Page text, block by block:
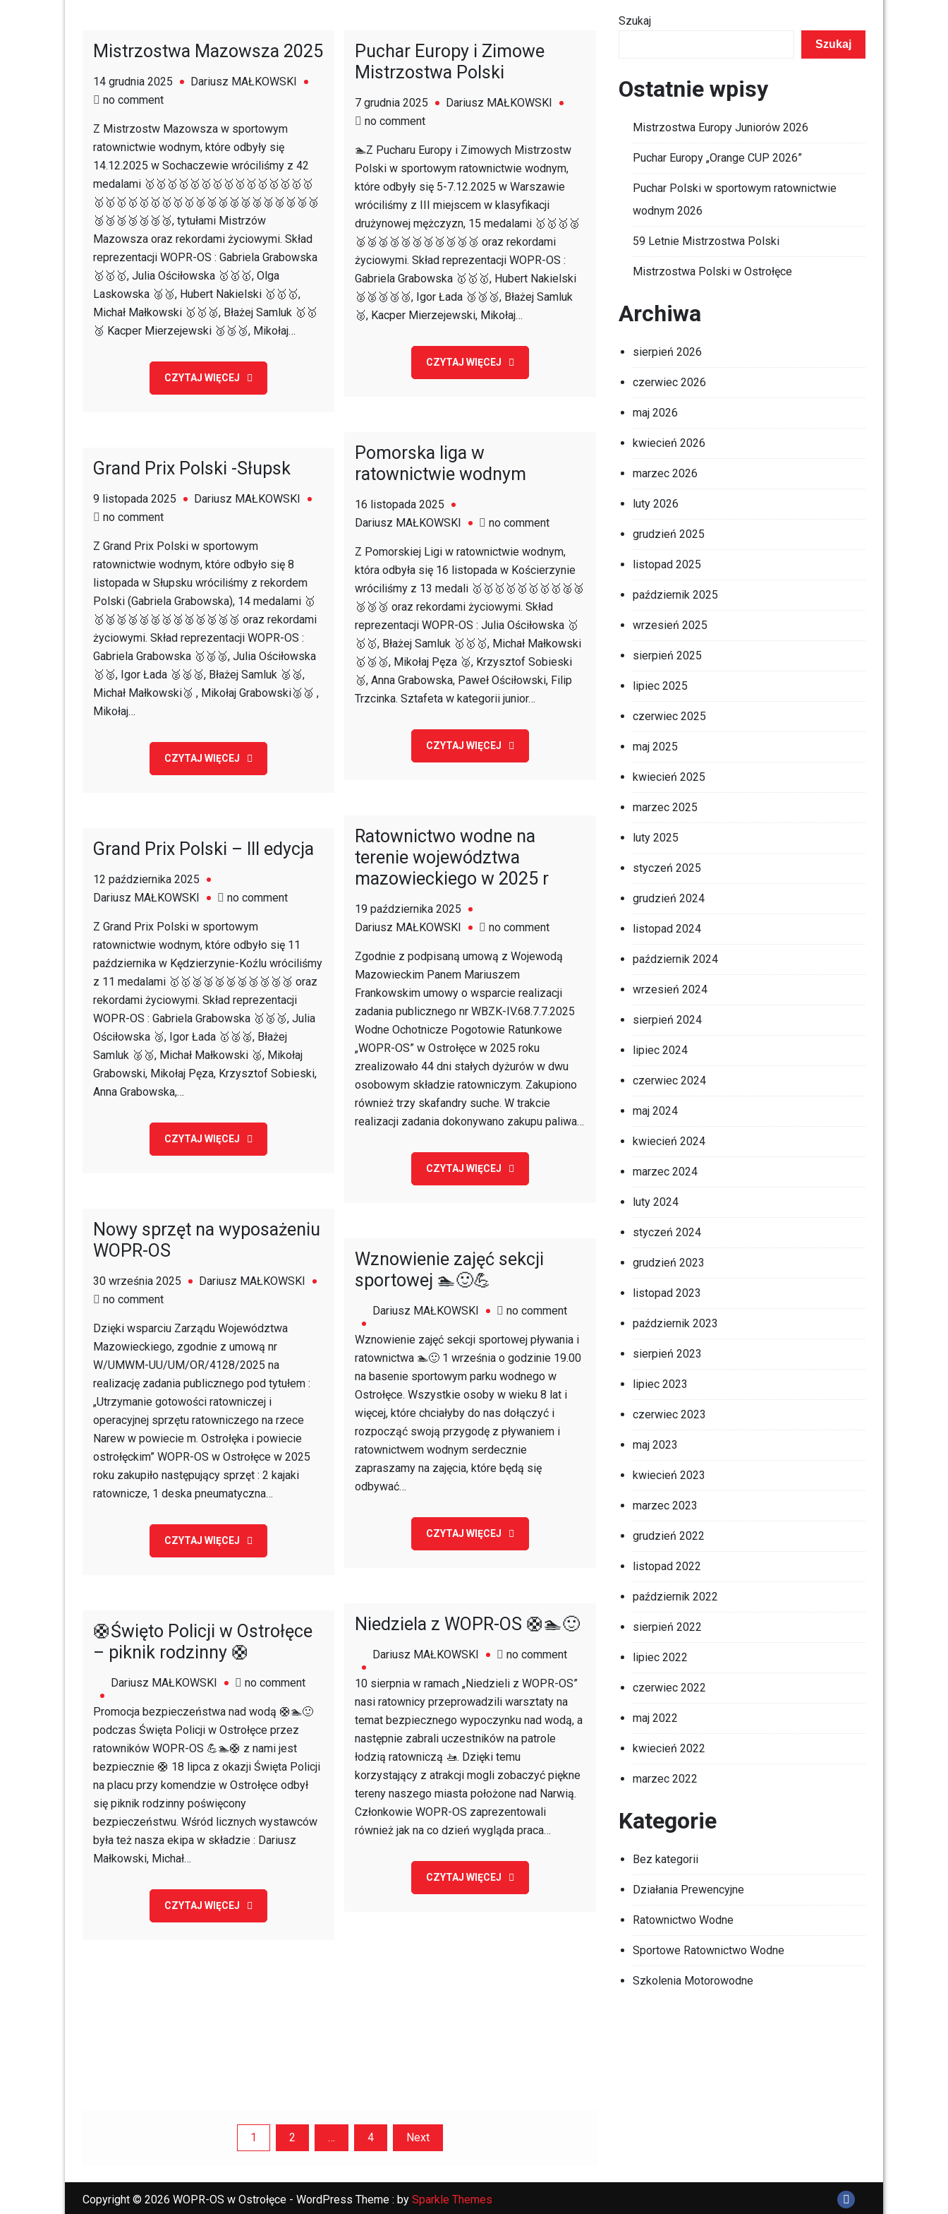
Mistrzostwa Mazowsza 2025
14 grudnia 2025
Dariusz MAŁKOWSKI
no commenton
Mazowsza
2025
Z Mistrzostw Mazowsza w sportowym
ratownictwie wodnym, które odbyły się
14.12.2025 w Sochaczewie wróciliśmy z 42
medalami 🥇🥇🥇🥇🥇🥇🥇🥇🥇🥇🥇🥇🥇🥇🥇
🥇🥇🥇🥇🥇🥇🥇🥇🥇🥈🥈🥈🥈🥈🥈🥈🥈🥈🥈🥉
🥉🥉🥉🥉🥉🥉🥉, tytułami Mistrzów
Mazowsza oraz rekordami życiowymi. Skład
reprezentacji WOPR-OS : Gabriela Grabowska
🥇🥇🥇, Julia Ościłowska 🥇🥇🥇, Olga
Laskowska 🥈🥉, Hubert Nakielski 🥇🥇🥇,
Michał Małkowski 🥇🥇🥈, Błażej Samluk 🥇🥇
🥉 Kacper Mierzejewski 🥉🥉🥉, Mikołaj…
CZYTAJ WIĘCEJ
Puchar Europy i Zimowe
Mistrzostwa Polski
7 grudnia 2025
Dariusz MAŁKOWSKI
no commenton
Europy
i
Zimowe
Mistrzostwa
Polski
🏊Z Pucharu Europy i Zimowych Mistrzostw
Polski w sportowym ratownictwie wodnym,
które odbyły się 5-7.12.2025 w Warszawie
wróciliśmy z III miejscem w klasyfikacji
drużynowej mężczyzn, 15 medalami 🥇🥇🥇🥈
🥈🥈🥈🥉🥉🥉🥉🥉🥉🥉🥉 oraz rekordami
życiowymi. Skład reprezentacji WOPR-OS :
Gabriela Grabowska 🥇🥇🥇, Hubert Nakielski
🥈🥈🥉🥉🥉, Igor Łada 🥉🥉🥉, Błażej Samluk
🥈, Kacper Mierzejewski, Mikołaj…
CZYTAJ WIĘCEJ
Pomorska liga w
ratownictwie wodnym
16 listopada 2025
Dariusz MAŁKOWSKI
no commenton
liga
w
ratownictwie
wodnym
Z Pomorskiej Ligi w ratownictwie wodnym,
która odbyła się 16 listopada w Kościerzynie
wróciliśmy z 13 medali 🥇🥇🥇🥇🥇🥇🥇🥇🥈🥈
🥉🥉🥉 oraz rekordami życiowymi. Skład
reprezentacji WOPR-OS : Julia Ościłowska 🥇
🥇🥇, Błażej Samluk 🥇🥇🥇, Michał Małkowski
🥇🥉🥉, Mikołaj Pęza 🥈, Krzysztof Sobieski
🥉, Anna Grabowska, Paweł Ościłowski, Filip
Trzcinka. Sztafeta w kategorii junior…
CZYTAJ WIĘCEJ
Grand Prix Polski -Słupsk
9 listopada 2025
Dariusz MAŁKOWSKI
no commenton
Prix
Polski
-
Słupsk
Z Grand Prix Polski w sportowym
ratownictwie wodnym, które odbyło się 8
listopada w Słupsku wróciliśmy z rekordem
Polski (Gabriela Grabowska), 14 medalami 🥇
🥇🥈🥈🥈🥈🥈🥈🥈🥈🥈🥈🥈🥉 oraz rekordami
życiowymi. Skład reprezentacji WOPR-OS :
Gabriela Grabowska 🥇🥈🥈, Julia Ościłowska
🥇🥈, Igor Łada 🥈🥈🥈, Błażej Samluk 🥈🥈,
Michał Małkowski🥉 , Mikołaj Grabowski🥈🥈 ,
Mikołaj…
CZYTAJ WIĘCEJ
Ratownictwo wodne na
terenie województwa
mazowieckiego w 2025 r
19 października 2025
Dariusz MAŁKOWSKI
no commenton
wodne
terenie
województwa
mazowieckiego
2025
r
Zgodnie z podpisaną umową z Wojewodą
Mazowieckim Panem Mariuszem
Frankowskim umowy o wsparcie realizacji
zadania publicznego nr WBZK-IV.68.7.7.2025
Wodne Ochotnicze Pogotowie Ratunkowe
„WOPR-OS” w Ostrołęce w 2025 roku
zrealizowało 44 dni stałych dyżurów w dwu
osobowym składzie ratowniczym. Zakupiono
również trzy skafandry suche. W trakcie
realizacji zadania dokonywano zakupu paliwa…
CZYTAJ WIĘCEJ
Grand Prix Polski – III edycja
12 października 2025
Dariusz MAŁKOWSKI
no commenton
Polski
–
III
edycja
Z Grand Prix Polski w sportowym
ratownictwie wodnym, które odbyło się 11
października w Kędzierzynie-Koźlu wróciliśmy
z 11 medalami 🥇🥇🥈🥈🥈🥈🥈🥉🥉🥉🥉 oraz
rekordami życiowymi. Skład reprezentacji
WOPR-OS : Gabriela Grabowska 🥇🥈🥉, Julia
Ościłowska 🥉, Igor Łada 🥇🥈🥈, Błażej
Samluk 🥈🥉, Michał Małkowski 🥈, Mikołaj
Grabowski, Mikołaj Pęza, Krzysztof Sobieski,
Anna Grabowska,…
CZYTAJ WIĘCEJ
Nowy sprzęt na wyposażeniu
WOPR-OS
30 września 2025
Dariusz MAŁKOWSKI
no commenton
sprzęt
na
wyposażeniu
WOPR-
OS
Dzięki wsparciu Zarządu Województwa
Mazowieckiego, zgodnie z umową nr
W/UMWM-UU/UM/OR/4128/2025 na
realizację zadania publicznego pod tytułem :
„Utrzymanie gotowości ratowniczej i
operacyjnej sprzętu ratowniczego na rzece
Narew w powiecie m. Ostrołęka i powiecie
ostrołęckim” WOPR-OS w Ostrołęce w 2025
roku zakupiło następujący sprzęt : 2 kajaki
ratownicze, 1 deska pneumatyczna…
CZYTAJ WIĘCEJ
Wznowienie zajęć sekcji
sportowej 🏊🙂💪
Dariusz MAŁKOWSKI no commenton
Wznowienie
zajęć
sekcji
🏊
Wznowienie zajęć sekcji sportowej pływania i
ratownictwa 🏊🙂 1 września o godzinie 19.00
na basenie sportowym parku wodnego w
Ostrołęce. Wszystkie osoby w wieku 8 lat i
więcej, które chciałyby do nas dołączyć i
rozpocząć swoją przygodę z pływaniem i
ratownictwem wodnym serdecznie
zapraszamy na zajęcia, które będą się
odbywać…
CZYTAJ WIĘCEJ
Niedziela z WOPR-OS 🛟🏊🙂
Dariusz MAŁKOWSKI no commenton
z
WOPR-
OS
🙂
10 sierpnia w ramach „Niedzieli z WOPR-OS”
nasi ratownicy przeprowadzili warsztaty na
temat bezpiecznego wypoczynku nad wodą, a
następnie zabrali uczestników na patrole
łodzią ratowniczą 🚤. Dzięki temu
korzystający z atrakcji mogli zobaczyć piękne
tereny naszego miasta położone nad Narwią.
Członkowie WOPR-OS zaprezentowali
również jak na co dzień wygląda praca…
CZYTAJ WIĘCEJ
🛟Święto Policji w Ostrołęce
– piknik rodzinny 🛟
Dariusz MAŁKOWSKI no commenton
Święto
Ostrołęce
–
rodzinny
Promocja bezpieczeństwa nad wodą 🛟🏊🙂
podczas Święta Policji w Ostrołęce przez
ratowników WOPR-OS 💪🏊🛟 z nami jest
bezpiecznie 🛟 18 lipca z okazji Święta Policji
na placu przy komendzie w Ostrołęce odbył
się piknik rodzinny poświęcony
bezpieczeństwu. Wśród licznych wystawców
była też nasza ekipa w składzie : Dariusz
Małkowski, Michał…
CZYTAJ WIĘCEJ
1 2 … 4 Next
Szukaj
Szukaj
Ostatnie wpisy
Mistrzostwa Europy Juniorów 2026
Puchar Europy „Orange CUP 2026”
Puchar Polski w sportowym ratownictwie
wodnym 2026
59 Letnie Mistrzostwa Polski
Mistrzostwa Polski w Ostrołęce
Archiwa
sierpień 2026
czerwiec 2026
maj 2026
kwiecień 2026
marzec 2026
luty 2026
grudzień 2025
listopad 2025
październik 2025
wrzesień 2025
sierpień 2025
lipiec 2025
czerwiec 2025
maj 2025
kwiecień 2025
marzec 2025
luty 2025
styczeń 2025
grudzień 2024
listopad 2024
październik 2024
wrzesień 2024
sierpień 2024
lipiec 2024
czerwiec 2024
maj 2024
kwiecień 2024
marzec 2024
luty 2024
styczeń 2024
grudzień 2023
listopad 2023
październik 2023
sierpień 2023
lipiec 2023
czerwiec 2023
maj 2023
kwiecień 2023
marzec 2023
grudzień 2022
listopad 2022
październik 2022
sierpień 2022
lipiec 2022
czerwiec 2022
maj 2022
kwiecień 2022
marzec 2022
Kategorie
Bez kategorii
Działania Prewencyjne
Ratownictwo Wodne
Sportowe Ratownictwo Wodne
Szkolenia Motorowodne
Copyright © 2026 WOPR-OS w Ostrołęce - WordPress Theme : by Sparkle Themes